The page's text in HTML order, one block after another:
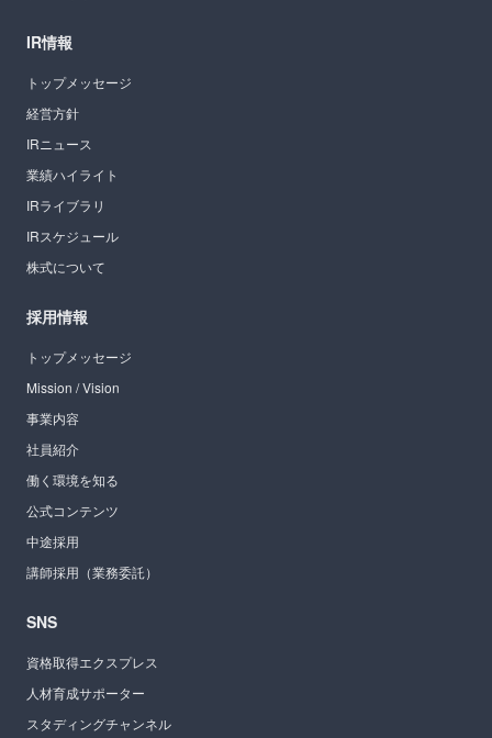
IR情報
トップメッセージ
経営方針
IRニュース
業績ハイライト
IRライブラリ
IRスケジュール
株式について
採用情報
トップメッセージ
Mission / Vision
事業内容
社員紹介
働く環境を知る
公式コンテンツ
中途採用
講師採用（業務委託）
SNS
資格取得エクスプレス
人材育成サポーター
スタディングチャンネル